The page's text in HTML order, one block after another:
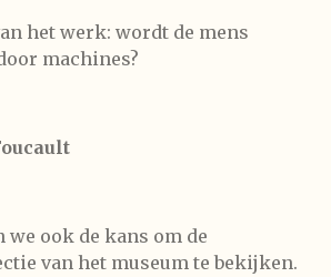
het werk: wordt de mens
machines?
ook de kans om de
van het museum te bekijken.